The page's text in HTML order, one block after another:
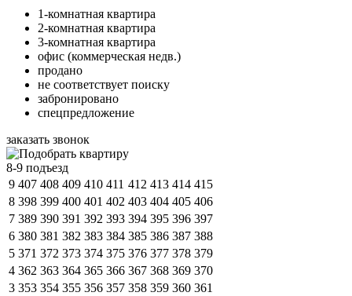
1-комнатная квартира
2-комнатная квартира
3-комнатная квартира
офис (коммерческая недв.)
продано
не соответствует поиску
забронировано
спецпредложение
заказать звонок
8-9 подъезд
9 407 408 409 410 411 412 413 414 415
8 398 399 400 401 402 403 404 405 406
7 389 390 391 392 393 394 395 396 397
6 380 381 382 383 384 385 386 387 388
5 371 372 373 374 375 376 377 378 379
4 362 363 364 365 366 367 368 369 370
3 353 354 355 356 357 358 359 360 361